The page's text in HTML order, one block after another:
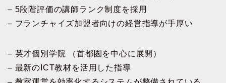
– 5段階評価の講師ランク制度を採用
– フランチャイズ加盟者向けの経営指導が手厚い
– 英才個別学院 （首都圏を中心に展開）
– 最新のICT教材を活用した指導